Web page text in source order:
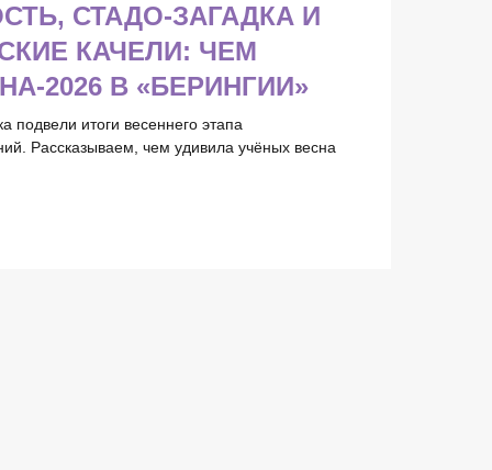
СТАДО-ЗАГАДКА И
КАЧЕЛИ: ЧЕМ
2026 В «БЕРИНГИИ»
подвели итоги весеннего этапа
Рассказываем, чем удивила учёных весна